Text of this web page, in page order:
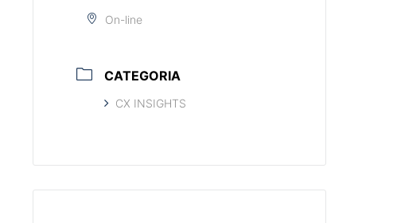
On-line
CATEGORIA
CX INSIGHTS